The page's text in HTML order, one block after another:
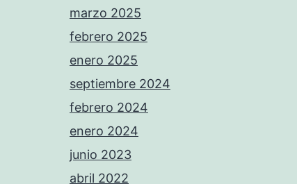
marzo 2025
febrero 2025
enero 2025
septiembre 2024
febrero 2024
enero 2024
junio 2023
abril 2022